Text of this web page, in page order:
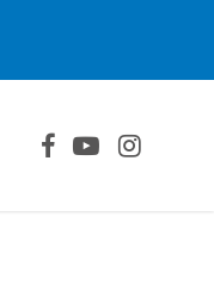
FACEBOOK
YOUTUBE